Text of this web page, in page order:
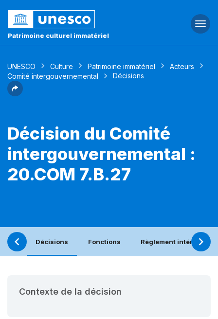
Patrimoine culturel immatériel
UNESCO Culture Patrimoine immatériel
Acteurs
Comité intergouvernemental
Décisions
Décision du Comité
intergouvernemental :
20.COM 7.B.27
Décisions Fonctions Règlement intérieur
Contexte de la décision